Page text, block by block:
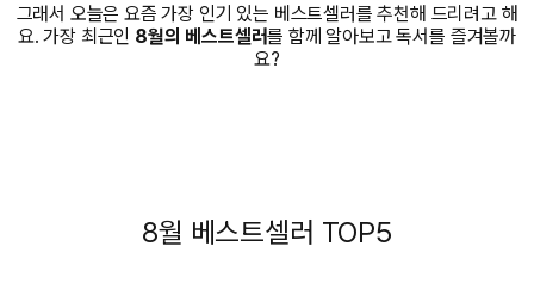
그래서 오늘은 요즘 가장 인기 있는 베스트셀러를 추천해 드리려고 해
요. 가장 최근인 8월의 베스트셀러를 함께 알아보고 독서를 즐겨볼까
요?
8월 베스트셀러 TOP5